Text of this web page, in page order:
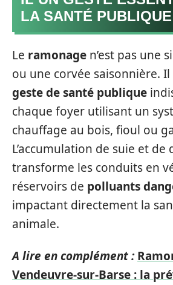
LA SANTÉ
Le ramonage n’est pas une
ou une corvée saisonnière.
geste de santé publique
chaque foyer utilisant un
chauffage au bois, fioul ou
L’accumulation de suie et de
transforme les conduits en
réservoirs de polluants
impactant directement la
animale.
A lire en complément :
Vendeuvre-sur-Barse : la